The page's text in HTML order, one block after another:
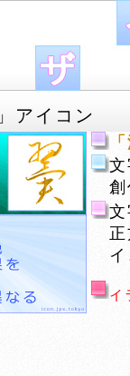
アイコン
イ